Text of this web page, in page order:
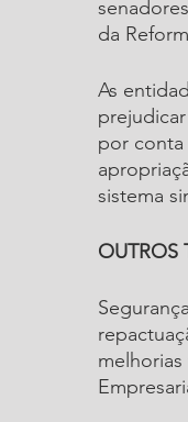
da
As
por
sistema
OUTROS